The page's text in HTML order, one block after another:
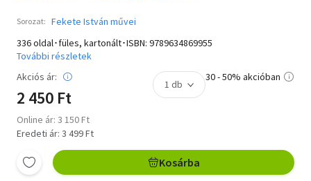
Sorozat: Fekete István művei
336 oldal･füles, kartonált･ISBN: 9789634869955
További részletek
Akciós ár:
2 450 Ft
Online ár: 3 150 Ft
Eredeti ár: 3 499 Ft
30 - 50% akcióban
Kosárba